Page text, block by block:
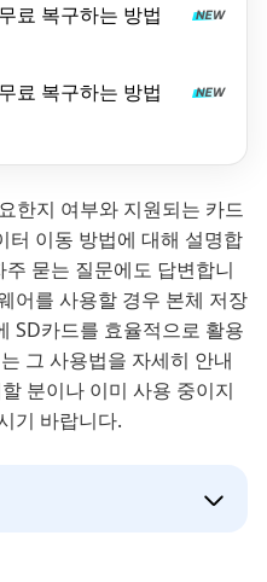
료 복구하는 방법
료 복구하는 방법
한지 여부와 지원되는 카드
터 이동 방법에 대해 설명합
묻는 질문에도 답변합니
어를 사용할 경우 본체 저장
SD카드를 효율적으로 활용
그 사용법을 자세히 안내
분이나 이미 사용 중이지
기 바랍니다.